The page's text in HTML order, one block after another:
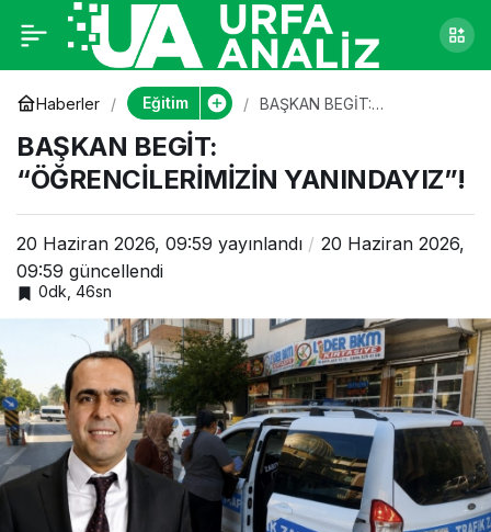
Haberler Eğitim
BAŞKAN BEGİT:
BAŞKAN BEGİT:
“ÖĞRENCİLERİMİZİN YANINDAYIZ”!
20 Haziran 2026, 09:59 yayınlandı
20 Haziran 2026,
09:59 güncellendi
0dk, 46sn
BAŞKAN BEGİT:
“ÖĞRENCİLERİMİZİN
YANINDAYIZ”!
0